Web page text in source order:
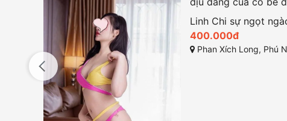
400.000đ
Phan Xích Long, Phú